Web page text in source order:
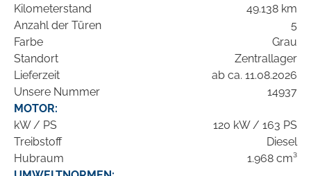
Kilometerstand
49.138 km
Anzahl der Türen
5
Farbe
Grau
Standort
Zentrallager
Lieferzeit
ab ca. 11.08.2026
Unsere Nummer
14937
MOTOR:
kW / PS
120 kW / 163 PS
Treibstoff
Diesel
Hubraum
1.968 cm³